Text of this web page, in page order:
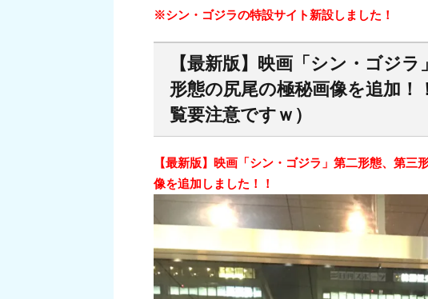
※シン・ゴジラの特設サイト新設しました！
【最新版】映画「シン・ゴジ
形態の尻尾の極秘画像を追加
覧要注意ですｗ）
【最新版】映画「シン・ゴジラ」第二形態、第
像を追加しました！！